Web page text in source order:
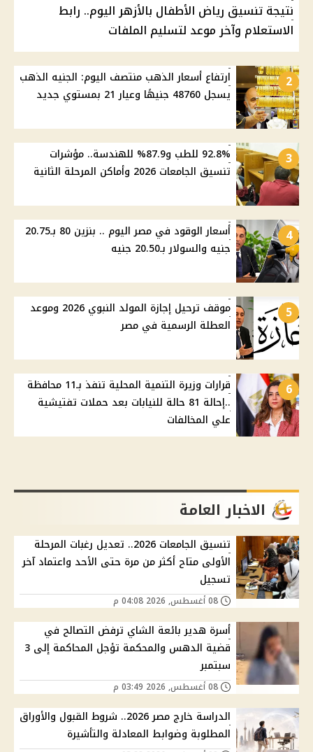
نتيجة تنسيق رياض الأطفال بالأزهر اليوم.. رابط
الاستعلام وآخر موعد لتسليم الملفات
2
ارتفاع أسعار الذهب منتصف اليوم: الجنيه الذهب
يسجل 48760 جنيهًا وعيار 21 بمستوي جديد
3
92.8% للطب و87.9% للهندسة.. مؤشرات
تنسيق الجامعات 2026 وأماكن المرحلة الثانية
4
أسعار الوقود في مصر اليوم .. بنزين 80 بـ20.75
جنيه والسولار بـ20.50 جنيه
5
موقف ترحيل إجازة المولد النبوي 2026 وموعد
العطلة الرسمية في مصر
6
قرارات وزيرة التنمية المحلية تنفذ بـ11 محافظة
..إحالة 81 حالة للنيابات بعد حملات تفتيشية
علي المخالفات
الاخبار العامة
تنسيق الجامعات 2026.. تعديل رغبات المرحلة
الأولى متاح أكثر من مرة حتى الأحد واعتماد آخر
تسجيل
أسرة هدير بائعة الشاي ترفض التصالح في
قضية الدهس والمحكمة تؤجل المحاكمة إلى 3
سبتمبر
الدراسة خارج مصر 2026.. شروط القبول والأوراق
المطلوبة وضوابط المعادلة والتأشيرة